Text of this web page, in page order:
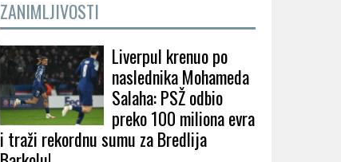
ZANIMLJIVOSTI
Liverpul krenuo po
naslednika Mohameda
Salaha: PSŽ odbio
preko 100 miliona evra
i traži rekordnu sumu za Bredlija